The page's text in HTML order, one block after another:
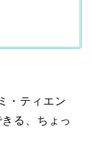
・ティエン
る、ちょっ